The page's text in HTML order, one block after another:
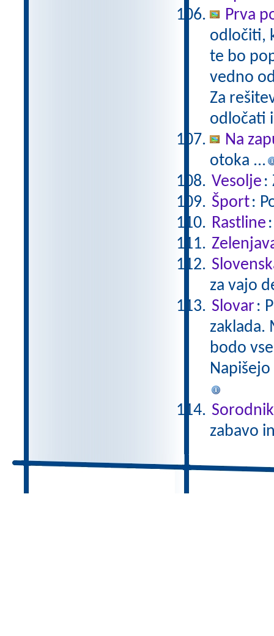
Prva
odločiti,
te bo
vedno
Za
odločati
Na
otoka ...
Vesolje :
Šport:
Rastline
za vajo
Slovar:
zaklada.
bodo
zabavo